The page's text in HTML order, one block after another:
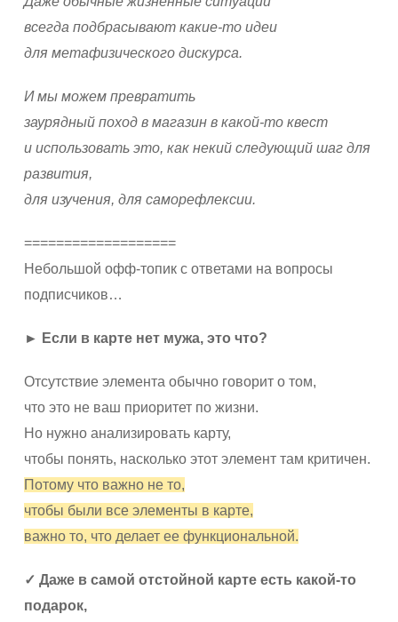
всегда подбрасывают какие-то идеи
для метафизического дискурса.
И мы можем превратить
заурядный поход в магазин в какой-то квест
и использовать это, как некий следующий шаг для
развития,
для изучения, для саморефлексии.
===================
Небольшой офф-топик с ответами на вопросы
подписчиков…
► Если в карте нет мужа, это что?
Отсутствие элемента обычно говорит о том,
что это не ваш приоритет по жизни.
Но нужно анализировать карту,
чтобы понять, насколько этот элемент там критичен.
Потому что важно не то,
чтобы были все элементы в карте,
важно то, что делает ее функциональной.
✓ Даже в самой отстойной карте есть какой-то
подарок,